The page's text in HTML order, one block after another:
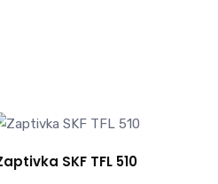
SKF TFL 510